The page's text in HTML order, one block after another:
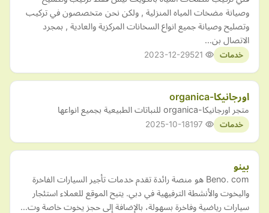
وصيانة مضخات المياه المنزلية , ولكن نحن متخصصون في تركيب
وتصليح وصيانة جميع انواع السخانات المركزية والعادية , بمجرد
الاتصال بن…
خدمات 2023-12-29
اورجانيكا-organica
متجر اورجانيكا-organica للنباتات الطبيعية بجميع انواعها
خدمات 2025-10-18
بينو
Beno. com هو منصة رائدة تقدم خدمات تأجير السيارات الفاخرة
واليخوت والأنشطة الترفيهية في دبي. يتيح الموقع للعملاء استئجار
سيارات رياضية وفاخرة بسهولة، بالإضافة إلى حجز يخوت خاصة وت…